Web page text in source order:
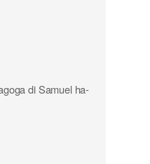
di Samuel ha-